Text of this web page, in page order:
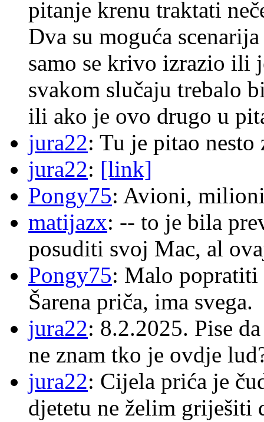
pitanje krenu traktati
Dva su moguća
samo se krivo izrazio ili
svakom slučaju trebalo
ili ako je ovo drugo u
jura22: Tu je pitao
jura22: [link]
Pongy75: Avioni,
matijazx: -- to je bila
posuditi svoj Mac, al
Pongy75: Malo popratiti
Šarena priča, ima svega.
jura22: 8.2.2025. Pise
ne znam tko je ovdje
jura22: Cijela prića je
djetetu ne želim griješiti